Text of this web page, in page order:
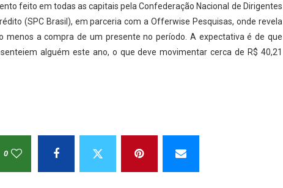
feito em todas as capitais pela Confederação Nacional de Dirigentes
(SPC Brasil), em parceria com a Offerwise Pesquisas, onde revela
menos a compra de um presente no período. A expectativa é de que
alguém este ano, o que deve movimentar cerca de R$ 40,21
0